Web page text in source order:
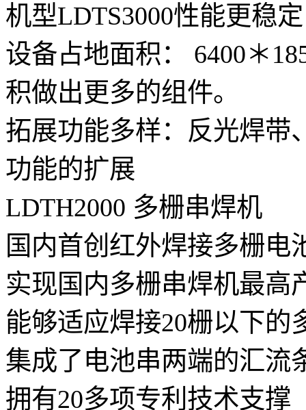
机型LDTS3000性能更稳
设备占地面积： 6400＊
积做出更多的组件。
拓展功能多样：反光焊带
功能的扩展
LDTH2000 多栅串焊机
国内首创红外焊接多栅电
实现国内多栅串焊机最高
能够适应焊接20栅以下的
集成了电池串两端的汇流
拥有20多项专利技术支撑